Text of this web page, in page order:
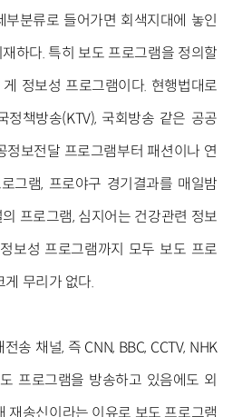
부분류로 들어가면 회색지대에 놓인
하다. 특히 보도 프로그램을 정의할
정보성 프로그램이다. 현행법대로
정책방송(KTV), 국회방송 같은 공공
정보전달 프로그램부터 패션이나 연
그램, 프로야구 경기결과를 매일밤
프로그램, 심지어는 건강관련 정보
보성 프로그램까지 모두 보도 프로
무리가 없다.
송 채널, 즉 CNN, BBC, CCTV, NHK
프로그램을 방송하고 있음에도 외
재송신이라는 이유로 보도 프로그램